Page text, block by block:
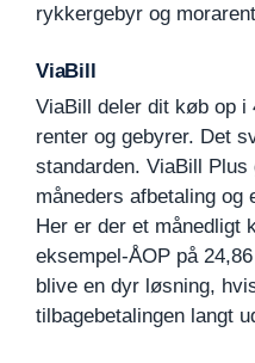
rykkergebyr og
ViaBill
ViaBill deler dit køb op i
renter og gebyrer. Det
standarden. ViaBill
måneders afbetaling
Her er der et månedligt
eksempel-ÅOP på
blive en dyr løsning,
tilbagebetalingen langt